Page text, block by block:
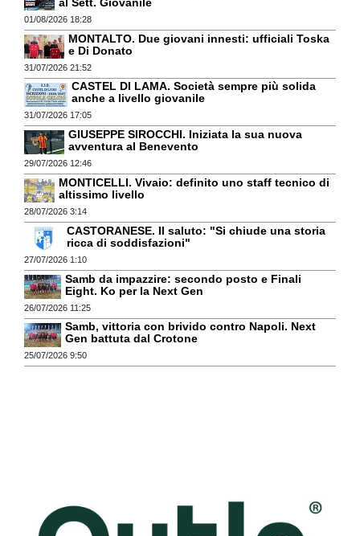
01/08/2026 18:28
MONTALTO. Due giovani innesti: ufficiali Toska
e Di Donato
31/07/2026 21:52
CASTEL DI LAMA. Società sempre più solida
anche a livello giovanile
31/07/2026 17:05
GIUSEPPE SIROCCHI. Iniziata la sua nuova
avventura al Benevento
29/07/2026 12:46
MONTICELLI. Vivaio: definito uno staff tecnico di
altissimo livello
28/07/2026 3:14
CASTORANESE. Il saluto: "Si chiude una storia
ricca di soddisfazioni"
27/07/2026 1:10
Samb da impazzire: secondo posto e Finali
Eight. Ko per la Next Gen
26/07/2026 11:25
Samb, vittoria con brivido contro Napoli. Next
Gen battuta dal Crotone
25/07/2026 9:50